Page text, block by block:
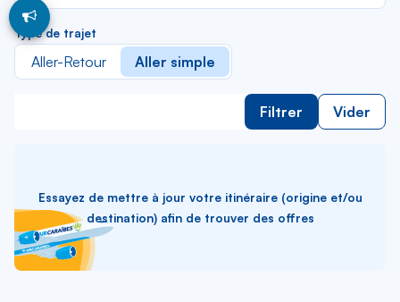
Type de trajet
Aller-Retour Aller simple
Filtrer Vider
Essayez de mettre à jour votre itinéraire (origine et/ou
destination) afin de trouver des offres